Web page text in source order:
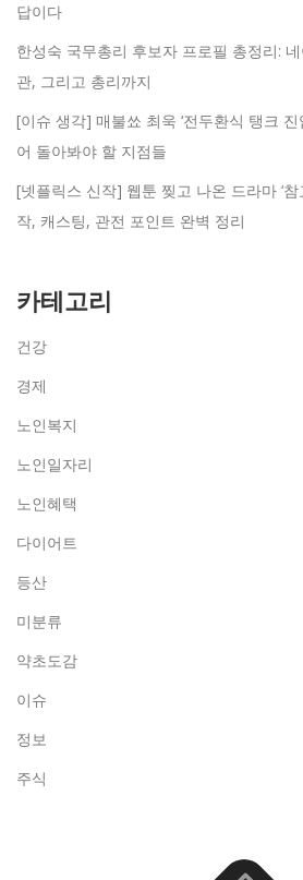
답이다
한성숙 국무총리 후보자 프로필 총정리:
관, 그리고 총리까지
[이슈 생각] 매불쑈 최욱 ‘전두환식 탱크 진
어 돌아봐야 할 지점들
[넷플릭스 신작] 웹툰 찢고 나온 드라마 ‘참
작, 캐스팅, 관전 포인트 완벽 정리
카테고리
건강
경제
노인복지
노인일자리
노인혜택
다이어트
등산
미분류
약초도감
이슈
정보
주식